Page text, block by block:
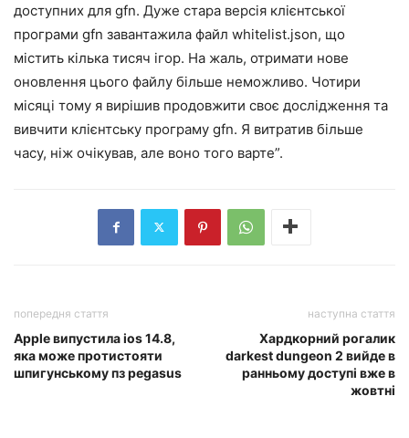
доступних для gfn. Дуже стара версія клієнтської
програми gfn завантажила файл whitelist.json, що
містить кілька тисяч ігор. На жаль, отримати нове
оновлення цього файлу більше неможливо. Чотири
місяці тому я вирішив продовжити своє дослідження та
вивчити клієнтську програму gfn. Я витратив більше
часу, ніж очікував, але воно того варте”.
попередня стаття
Apple випустила ios 14.8,
яка може протистояти
шпигунському пз pegasus
наступна стаття
Хардкорний рогалик
darkest dungeon 2 вийде в
ранньому доступі вже в
жовтні